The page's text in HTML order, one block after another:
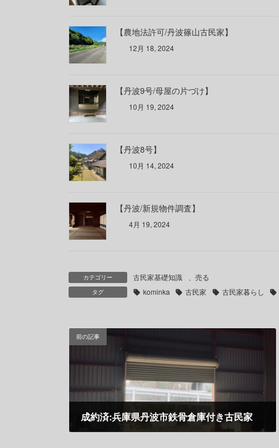
【農地法許可/丹波篠山古民家】
12月 18, 2024
【丹波9号/母屋の片づけ】
10月 19, 2024
【丹波8号】
10月 14, 2024
【丹波/新規物件調査】
4月 19, 2024
カテゴリー 古民家基礎知識 売る
タグ kominka 古民家 古民家暮らし
前の記事
成約済:兵庫県丹波市鉄骨倉庫付き古民家